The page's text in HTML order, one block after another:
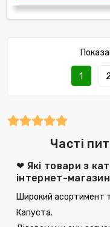
1 2
Часті
❤ Які товари з
інтернет-
Широкий асортимент
Капуста.